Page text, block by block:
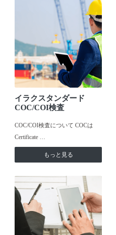
イラクスタンダード
COC/COI検査
COC/COI検査について COCは
Certificate …
もっと見る